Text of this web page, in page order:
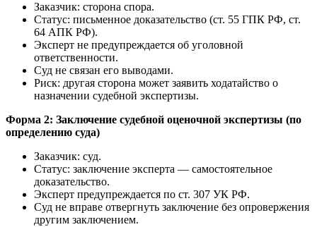
Заказчик: сторона спора.
Статус: письменное доказательство (ст. 55 ГПК РФ, ст.
64 АПК РФ).
Эксперт не предупреждается об уголовной
ответственности.
Суд не связан его выводами.
Риск: другая сторона может заявить ходатайство о
назначении судебной экспертизы.
Форма 2: Заключение судебной оценочной экспертизы (по
определению суда)
Заказчик: суд.
Статус: заключение эксперта — самостоятельное
доказательство.
Эксперт предупреждается по ст. 307 УК РФ.
Суд не вправе отвергнуть заключение без опровержения
другим заключением.